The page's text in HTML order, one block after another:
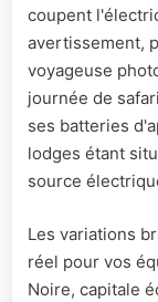
coupent
avertissement,
voyageuse
journée de
ses batteries
lodges étant
source
Les variations
réel pour vos
Noire, capitale